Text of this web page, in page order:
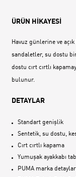
ÜRÜN HİKAYESİ
Havuz günlerine ve
sandaletler, su dostu bir
dostu cırt cırtlı
bulunur.
DETAYLAR
Standart genişlik
Sentetik, su dostu,
Cırt cırtlı kapama
Yumuşak ayakkabı
PUMA marka